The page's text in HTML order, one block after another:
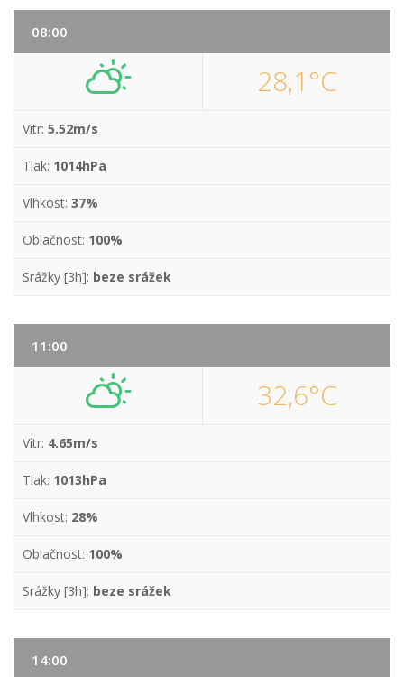
08:00
28,1°C
Vítr: 5.52m/s
Tlak: 1014hPa
Vlhkost: 37%
Oblačnost: 100%
Srážky [3h]: beze srážek
11:00
32,6°C
Vítr: 4.65m/s
Tlak: 1013hPa
Vlhkost: 28%
Oblačnost: 100%
Srážky [3h]: beze srážek
14:00